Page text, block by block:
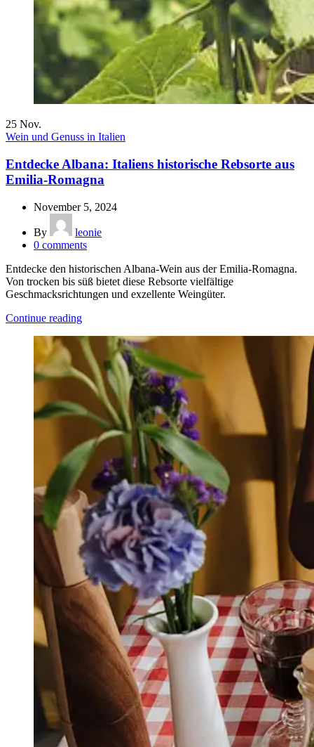
25 Nov.
Wein und Genuss in Italien
Entdecke Albana: Italiens historische Rebsorte aus
Emilia-Romagna
November 5, 2024
By
leonie
0 comments
Entdecke den historischen Albana-Wein aus der Emilia-Romagna.
Von trocken bis süß bietet diese Rebsorte vielfältige
Geschmacksrichtungen und exzellente Weingüter.
Continue reading